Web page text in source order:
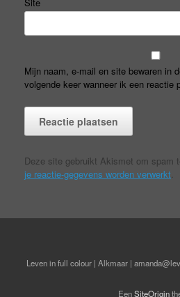
Mijn naam, e-mail en site bewaren in
volgende keer wanneer ik een reactie
Deze site gebruikt Akismet om spam
je reactie-gegevens worden verwerkt
Leven in full colour | Alkmaar |
EenSiteOrigin